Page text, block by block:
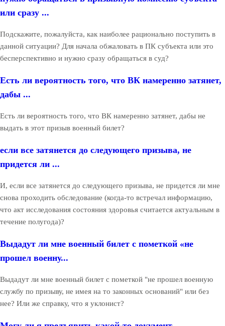
или сразу ...
Подскажите, пожалуйста, как наиболее рационально поступить в
данной ситуации? Для начала обжаловать в ПК субъекта или это
бесперспективно и нужно сразу обращаться в суд?
Есть ли вероятность того, что ВК намеренно затянет,
дабы ...
Есть ли вероятность того, что ВК намеренно затянет, дабы не
выдать в этот призыв военный билет?
если все затянется до следующего призыва, не
придется ли ...
И, если все затянется до следующего призыва, не придется ли мне
снова проходить обследование (когда-то встречал информацию,
что акт исследования состояния здоровья считается актуальным в
течение полугода)?
Выдадут ли мне военный билет с пометкой «не
прошел военну...
Выдадут ли мне военный билет с пометкой "не прошел военную
службу по призыву, не имея на то законных оснований" или без
нее? Или же справку, что я уклонист?